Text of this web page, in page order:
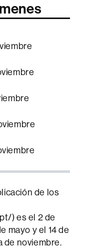
de los
) es el 2 de
mayo y el 14 de
de noviembre.